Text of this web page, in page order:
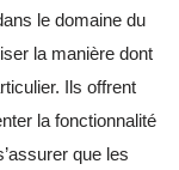
le domaine du
la manière dont
Ils offrent
la fonctionnalité
que les